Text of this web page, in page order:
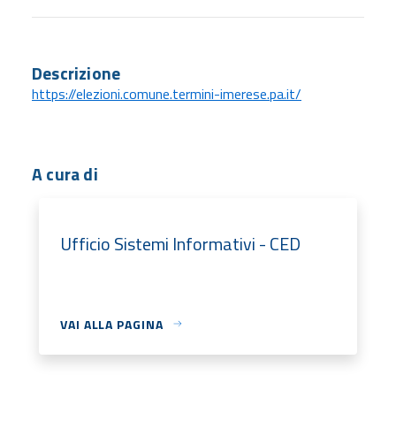
Descrizione
https://elezioni.comune.termini-imerese.pa.it/
A cura di
Ufficio Sistemi Informativi - CED
VAI ALLA PAGINA